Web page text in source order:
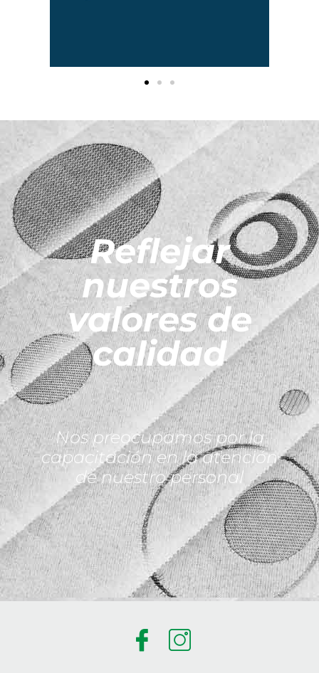
Reflejar
nuestros
valores de
calidad
Nos preocupamos por la
capacitación en la atención
de nuestro personal